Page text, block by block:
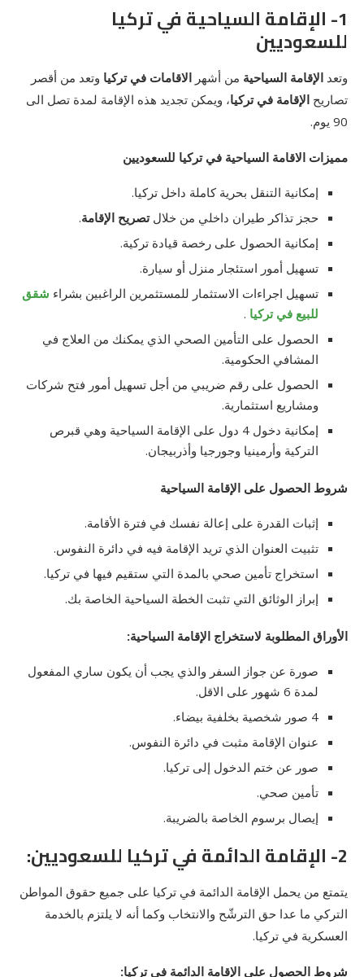
1- الإقامة السياحية في تركيا
للسعوديين
وتعد الإقامة السياحية من أشهر الاقامات في تركيا وتعد من أقصر
تصاريح الإقامة في تركيا، ويمكن تجديد هذه الإقامة لمدة تصل الى
90 يوم.
مميزات الاقامة السياحية في تركيا للسعوديين
إمكانية التنقل بحرية كاملة داخل تركيا.
حجز تذاكر طيران داخلي من خلالتصريح الإقامة.
إمكانية الحصول على رخصة قيادة تركية.
تسهيل أمور استئجار منزل أو سيارة.
تسهيل اجراءات الاستثمار للمستثمرين الراغبين بشراء شقق
للبيع في تركيا .
الحصول على التأمين الصحي الذي يمكنك من العلاج في
المشافي الحكومية.
الحصول على رقم ضريبي من أجل تسهيل أمور فتح شركات
ومشاريع استثمارية.
إمكانية دخول 4 دول على الإقامة السياحية وهي قبرص
التركية وأرمينيا وجورجيا وأذربيجان.
شروط الحصول على الإقامة السياحية
إثبات القدرة على إعالة نفسك في فترة الأقامة.
تثبيت العنوان الذي تريد الإقامة فيه في دائرة النفوس.
استخراج تأمين صحي بالمدة التي ستقيم فيها في تركيا.
إبراز الوثائق التي تثبت الخطة السياحية الخاصة بك.
الأوراق المطلوبة لاستخراج الإقامة السياحية:
صورة عن جواز السفر والذي يجب أن يكون ساري المفعول
لمدة 6 شهور على الاقل.
4 صور شخصية بخلفية بيضاء.
عنوان الإقامة مثبت في دائرة النفوس.
صور عن ختم الدخول إلى تركيا.
تأمين صحي.
إيصال برسوم الخاصة بالضريبة.
2- الإقامة الدائمة في تركيا للسعوديين:
يتمتع من يحمل الإقامة الدائمة في تركيا على جميع حقوق المواطن
التركي ما عدا حق الترشّح والانتخاب وكما أنه لا يلتزم بالخدمة
العسكرية في تركيا.
شروط الحصول على الإقامة الدائمة في تركيا: